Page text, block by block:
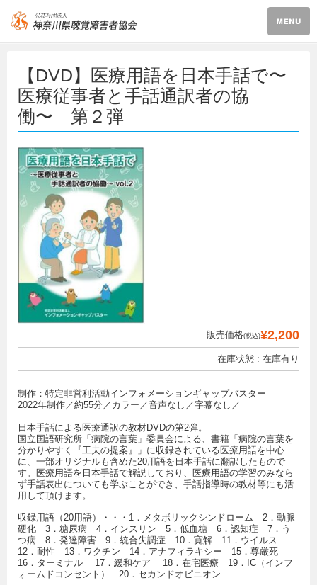
【DVD】医療用語を日本手話で〜
医療従事者と手話通訳者の協
働〜 第２弾
販売価格(税込)¥2,200
在庫状態 : 在庫有り
制作：特定非営利活動インフォメーションギャップバスター
2022年制作／約55分／カラー／音声なし／字幕なし／
日本手話による医療通訳の教材DVDの第2弾。
国立国語研究所「病院の言葉」委員会による、書籍「病院の言葉を
分かりやすく『工夫の提案』」に収録されている医療用語を中心
に、一部オリジナルも含めた20用語を日本手話に翻訳したもので
す。医療用語を日本手話で解説しており、医療用語の学習のみなら
ず手話表出についても学ぶことができ、手話指導時の教材等にも活
用して頂けます。
収録用語（20用語）・・・1．メタボリックシンドローム 2．動脈
硬化 3．糖尿病 4．インスリン 5．低血糖 6．認知症 7．う
つ病 8．発達障害 9．統合失調症 10．寛解 11．ウイルス
12．耐性 13．ワクチン 14．アナフィラキシー 15．尊厳死
16．ターミナル 17．緩和ケア 18．在宅医療 19．IC（インフ
ォームドコンセント） 20．セカンドオピニオン